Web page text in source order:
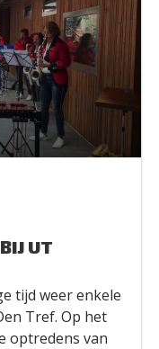
UT
tijd weer enkele
Tref. Op het
optredens van